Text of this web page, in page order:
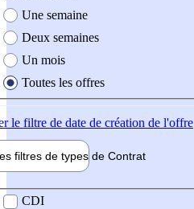
Une semaine
Deux semaines
Un mois
Toutes les offres
le filtre de date de création de l'offre
filtres de types de Contrat
contrat
CDI